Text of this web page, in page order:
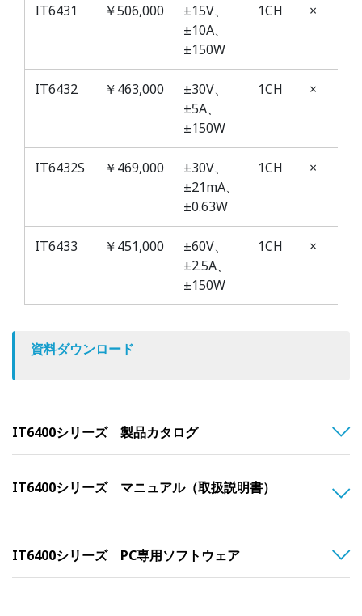
IT6431 ￥506,000
±15V、
±10A、
±150W
1CH ×
IT6432 ￥463,000
±30V、
±5A、
±150W
1CH ×
IT6432S ￥469,000
±30V、
±21mA、
±0.63W
1CH ×
IT6433 ￥451,000
±60V、
±2.5A、
±150W
1CH ×
資料ダウンロード
IT6400シリーズ 製品カタログ
IT6400シリーズ マニュアル（取扱説明書）
IT6400シリーズ PC専用ソフトウェア